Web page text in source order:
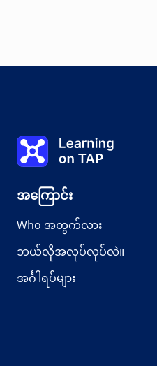
အကြောင်း
Who အတွက်လား
ဘယ်လိုအလုပ်လုပ်လဲ။
အင်္ဂါရပ်များ